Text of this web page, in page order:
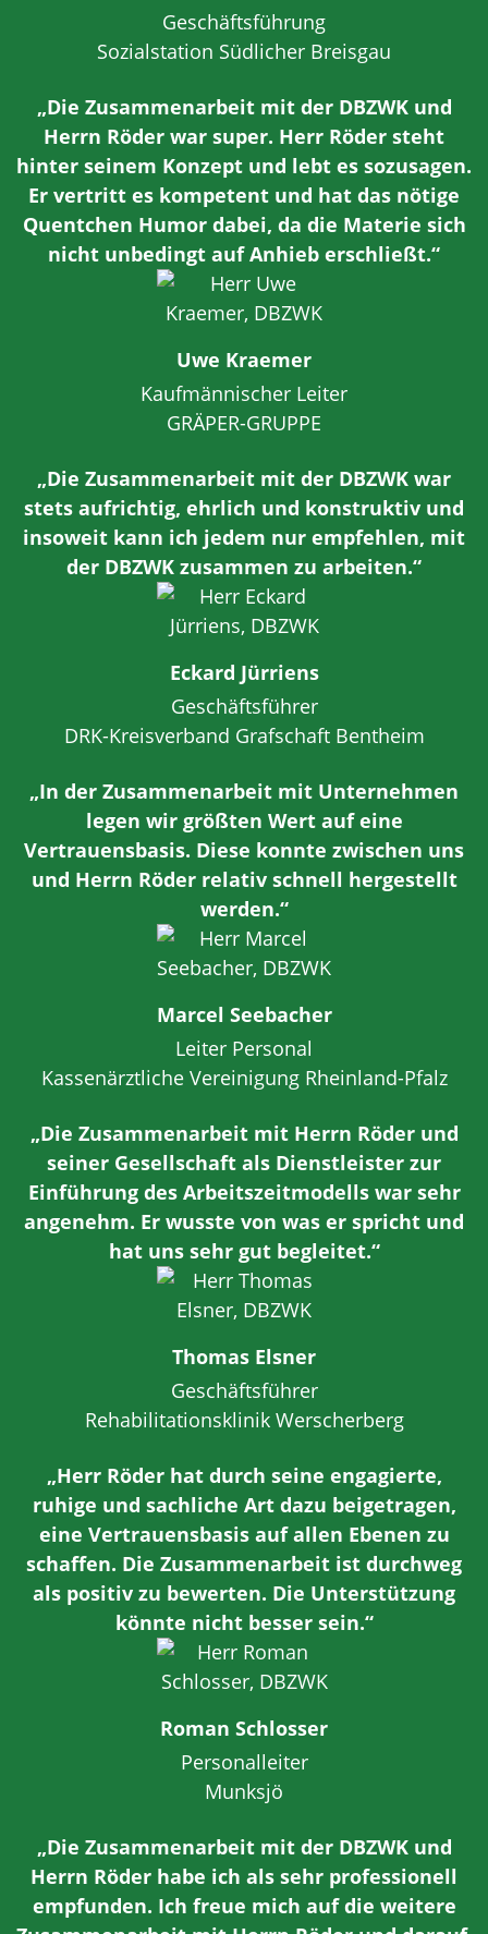
Geschäftsführung
Sozialstation Südlicher Breisgau
„Die Zusammenarbeit mit der DBZWK und
Herrn Röder war super. Herr Röder steht
hinter seinem Konzept und lebt es sozusagen.
Er vertritt es kompetent und hat das nötige
Quentchen Humor dabei, da die Materie sich
nicht unbedingt auf Anhieb erschließt.“
Uwe Kraemer
Kaufmännischer Leiter
GRÄPER-GRUPPE
„Die Zusammenarbeit mit der DBZWK war
stets aufrichtig, ehrlich und konstruktiv und
insoweit kann ich jedem nur empfehlen, mit
der DBZWK zusammen zu arbeiten.“
Eckard Jürriens
Geschäftsführer
DRK-Kreisverband Grafschaft Bentheim
„In der Zusammenarbeit mit Unternehmen
legen wir größten Wert auf eine
Vertrauensbasis. Diese konnte zwischen uns
und Herrn Röder relativ schnell hergestellt
werden.“
Marcel Seebacher
Leiter Personal
Kassenärztliche Vereinigung Rheinland-Pfalz
„Die Zusammenarbeit mit Herrn Röder und
seiner Gesellschaft als Dienstleister zur
Einführung des Arbeitszeitmodells war sehr
angenehm. Er wusste von was er spricht und
hat uns sehr gut begleitet.“
Thomas Elsner
Geschäftsführer
Rehabilitationsklinik Werscherberg
„Herr Röder hat durch seine engagierte,
ruhige und sachliche Art dazu beigetragen,
eine Vertrauensbasis auf allen Ebenen zu
schaffen. Die Zusammenarbeit ist durchweg
als positiv zu bewerten. Die Unterstützung
könnte nicht besser sein.“
Roman Schlosser
Personalleiter
Munksjö
„Die Zusammenarbeit mit der DBZWK und
Herrn Röder habe ich als sehr professionell
empfunden. Ich freue mich auf die weitere